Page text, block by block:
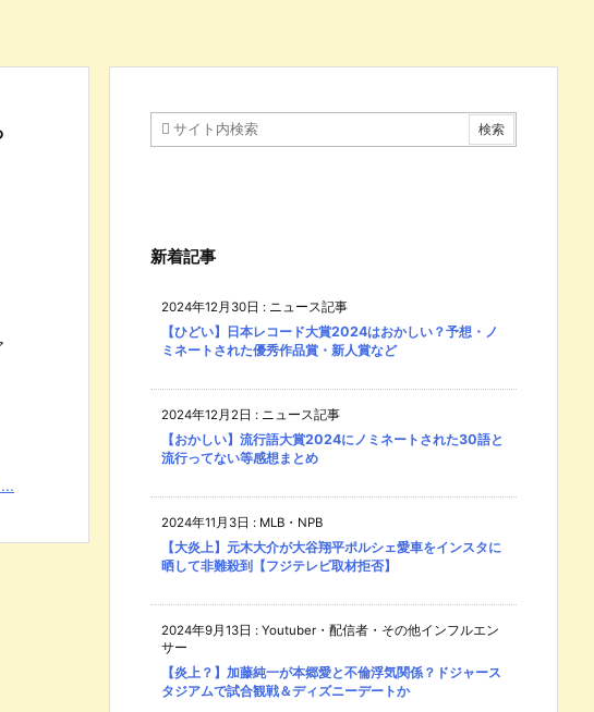
新着記事
2024年12月30日 : ニュース記事
【ひどい】日本レコード大賞2024はおかしい？予想・ノ
ミネートされた優秀作品賞・新人賞など
2024年12月2日 : ニュース記事
【おかしい】流行語大賞2024にノミネートされた30語と
流行ってない等感想まとめ
2024年11月3日 : MLB・NPB
【大炎上】元木大介が大谷翔平ポルシェ愛車をインスタに
晒して非難殺到【フジテレビ取材拒否】
2024年9月13日 : Youtuber・配信者・その他インフルエン
サー
【炎上？】加藤純一が本郷愛と不倫浮気関係？ドジャース
タジアムで試合観戦＆ディズニーデートか